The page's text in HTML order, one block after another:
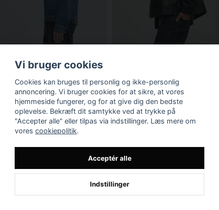
Vi bruger cookies
Cookies kan bruges til personlig og ikke-personlig
annoncering. Vi bruger cookies for at sikre, at vores
hjemmeside fungerer, og for at give dig den bedste
oplevelse. Bekræft dit samtykke ved at trykke på
"Accepter alle" eller tilpas via indstillinger. Læs mere om
vores cookiepolitik.
Acceptér alle
Indstillinger